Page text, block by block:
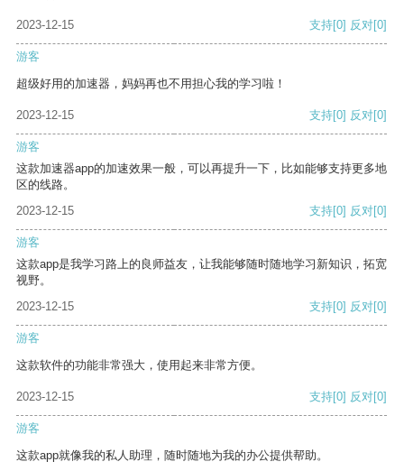
2023-12-15 支持[0] 反对[0]
游客
超级好用的加速器，妈妈再也不用担心我的学习啦！
2023-12-15 支持[0] 反对[0]
游客
这款加速器app的加速效果一般，可以再提升一下，比如能够支持更多地
区的线路。
2023-12-15
支持[0] 反对[0]
游客
这款app是我学习路上的良师益友，让我能够随时随地学习新知识，拓宽
视野。
2023-12-15
支持[0] 反对[0]
游客
这款软件的功能非常强大，使用起来非常方便。
2023-12-15 支持[0] 反对[0]
游客
这款app就像我的私人助理，随时随地为我的办公提供帮助。